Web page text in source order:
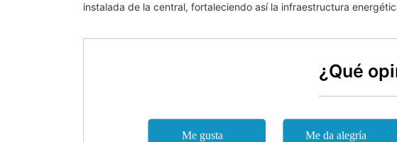
instalada de la central, fortaleciendo así la infraestructura
¿Qué